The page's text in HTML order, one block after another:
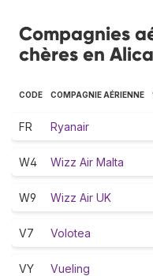
Compagnies
chères en
CODE COMPAGNIE AÉRIENNE
FR Ryanair
W4 Wizz Air Malta
W9 Wizz Air UK
V7 Volotea
VY Vueling